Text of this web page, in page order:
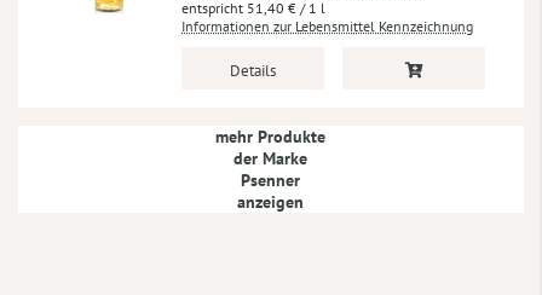
51,40 € / 1 l
Informationen zur Lebensmittel Kennzeichnung
Details
mehr Produkte
der Marke
Psenner
anzeigen